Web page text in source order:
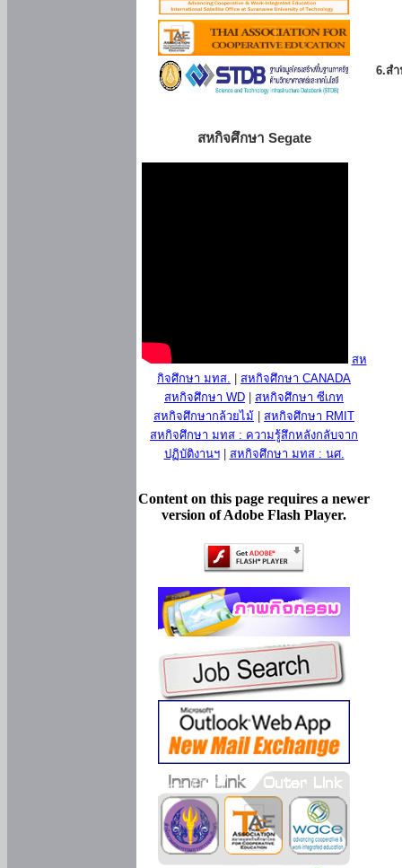
สหกิจศึกษา Segate
สห
กิจศึกษา มทส.
สหกิจศึกษา CANADA
สหกิจศึกษา WD
สหกิจศึกษา ซีเกท
สหกิจศึกษากล้วยไม้
สหกิจศึกษา RMIT
สหกิจศึกษา มทส : ความรู้สึกหลังกลับจาก
ปฏิบัติงานฯ| สหกิจศึกษา มทส : นศ.
Content on this page requires a newer
version of Adobe Flash Player.
6.ส